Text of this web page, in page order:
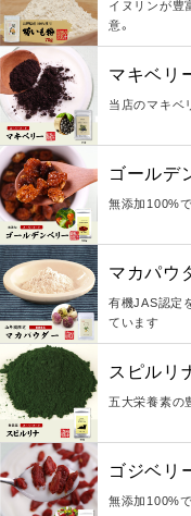
イヌリンが豊
意。
マキベリ
当店のマキベ
ゴールデ
無添加100%
マカパウ
有機JAS認定
ています
スピルリ
五大栄養素の
ゴジベリ
無添加100%